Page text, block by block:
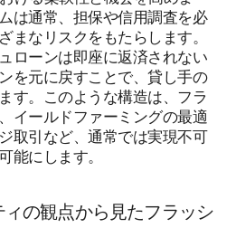
は通常、担保や信用調査を必
なリスクをもたらします。
ローンは即座に返済されない
を元に戻すことで、貸し手の
す。このような構造は、フラ
イールドファーミングの最適
取引など、通常では実現不可
にします。
の観点から見たフラッシ